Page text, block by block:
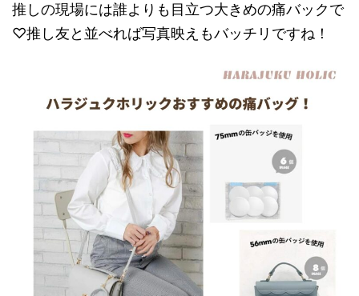
推しの現場には誰よりも目立つ大きめの痛バックで
♡推し友と並べれば写真映えもバッチリですね！